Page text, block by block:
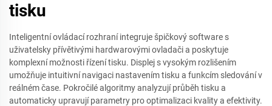
tisku
Inteligentní ovládací rozhraní integruje špičkový software s
uživatelsky přívětivými hardwarovými ovladači a poskytuje
komplexní možnosti řízení tisku. Displej s vysokým rozlišením
umožňuje intuitivní navigaci nastavením tisku a funkcím sledování v
reálném čase. Pokročilé algoritmy analyzují průběh tisku a
automaticky upravují parametry pro optimalizaci kvality a efektivity.